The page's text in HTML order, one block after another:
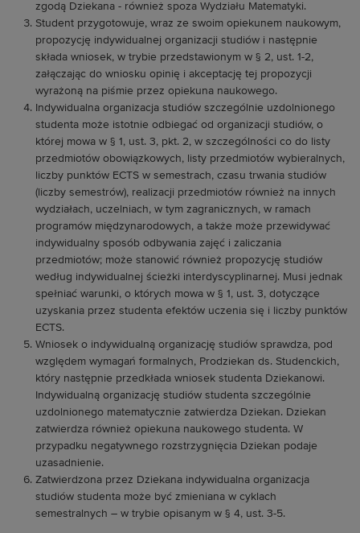
zgodą Dziekana - również spoza Wydziału Matematyki.
Student przygotowuje, wraz ze swoim opiekunem naukowym,
propozycję indywidualnej organizacji studiów i następnie
składa wniosek, w trybie przedstawionym w § 2, ust. 1-2,
załączając do wniosku opinię i akceptację tej propozycji
wyrażoną na piśmie przez opiekuna naukowego.
Indywidualna organizacja studiów szczególnie uzdolnionego
studenta może istotnie odbiegać od organizacji studiów, o
której mowa w § 1, ust. 3, pkt. 2, w szczególności co do listy
przedmiotów obowiązkowych, listy przedmiotów wybieralnych,
liczby punktów ECTS w semestrach, czasu trwania studiów
(liczby semestrów), realizacji przedmiotów również na innych
wydziałach, uczelniach, w tym zagranicznych, w ramach
programów międzynarodowych, a także może przewidywać
indywidualny sposób odbywania zajęć i zaliczania
przedmiotów; może stanowić również propozycję studiów
według indywidualnej ścieżki interdyscyplinarnej. Musi jednak
spełniać warunki, o których mowa w § 1, ust. 3, dotyczące
uzyskania przez studenta efektów uczenia się i liczby punktów
ECTS.
Wniosek o indywidualną organizację studiów sprawdza, pod
względem wymagań formalnych, Prodziekan ds. Studenckich,
który następnie przedkłada wniosek studenta Dziekanowi.
Indywidualną organizację studiów studenta szczególnie
uzdolnionego matematycznie zatwierdza Dziekan. Dziekan
zatwierdza również opiekuna naukowego studenta. W
przypadku negatywnego rozstrzygnięcia Dziekan podaje
uzasadnienie.
Zatwierdzona przez Dziekana indywidualna organizacja
studiów studenta może być zmieniana w cyklach
semestralnych – w trybie opisanym w § 4, ust. 3-5.